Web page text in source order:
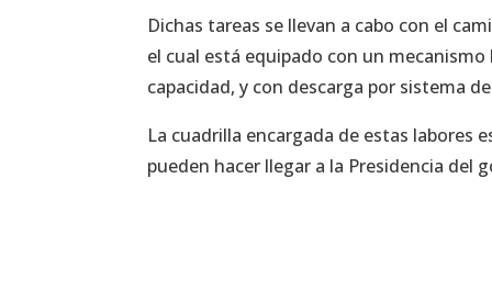
Dichas tareas se llevan a cabo con el
el cual está equipado con un
capacidad, y con descarga por sistema
La cuadrilla encargada de estas labores
pueden hacer llegar a la Presidencia del